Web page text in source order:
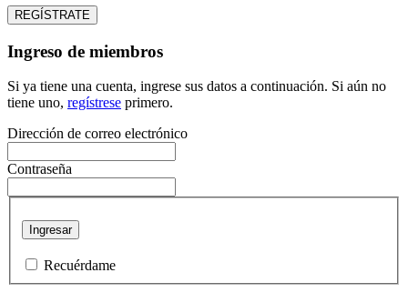
REGÍSTRATE
Ingreso de miembros
Si ya tiene una cuenta, ingrese sus datos a continuación. Si aún no
tiene uno, regístrese primero.
Dirección de correo electrónico
Contraseña
Ingresar
Recuérdame